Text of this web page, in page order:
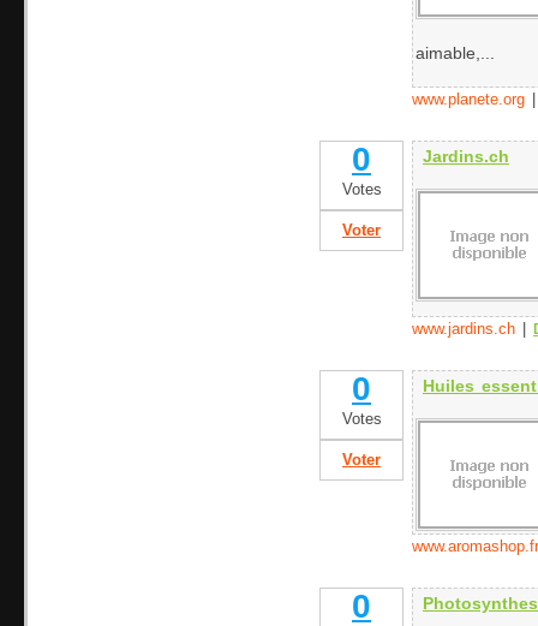
aimable,...
www.planete.org
0
Votes
Voter
Jardins.ch
www.jardins.ch
0
Votes
Voter
Huiles
www.aromashop.fr
0